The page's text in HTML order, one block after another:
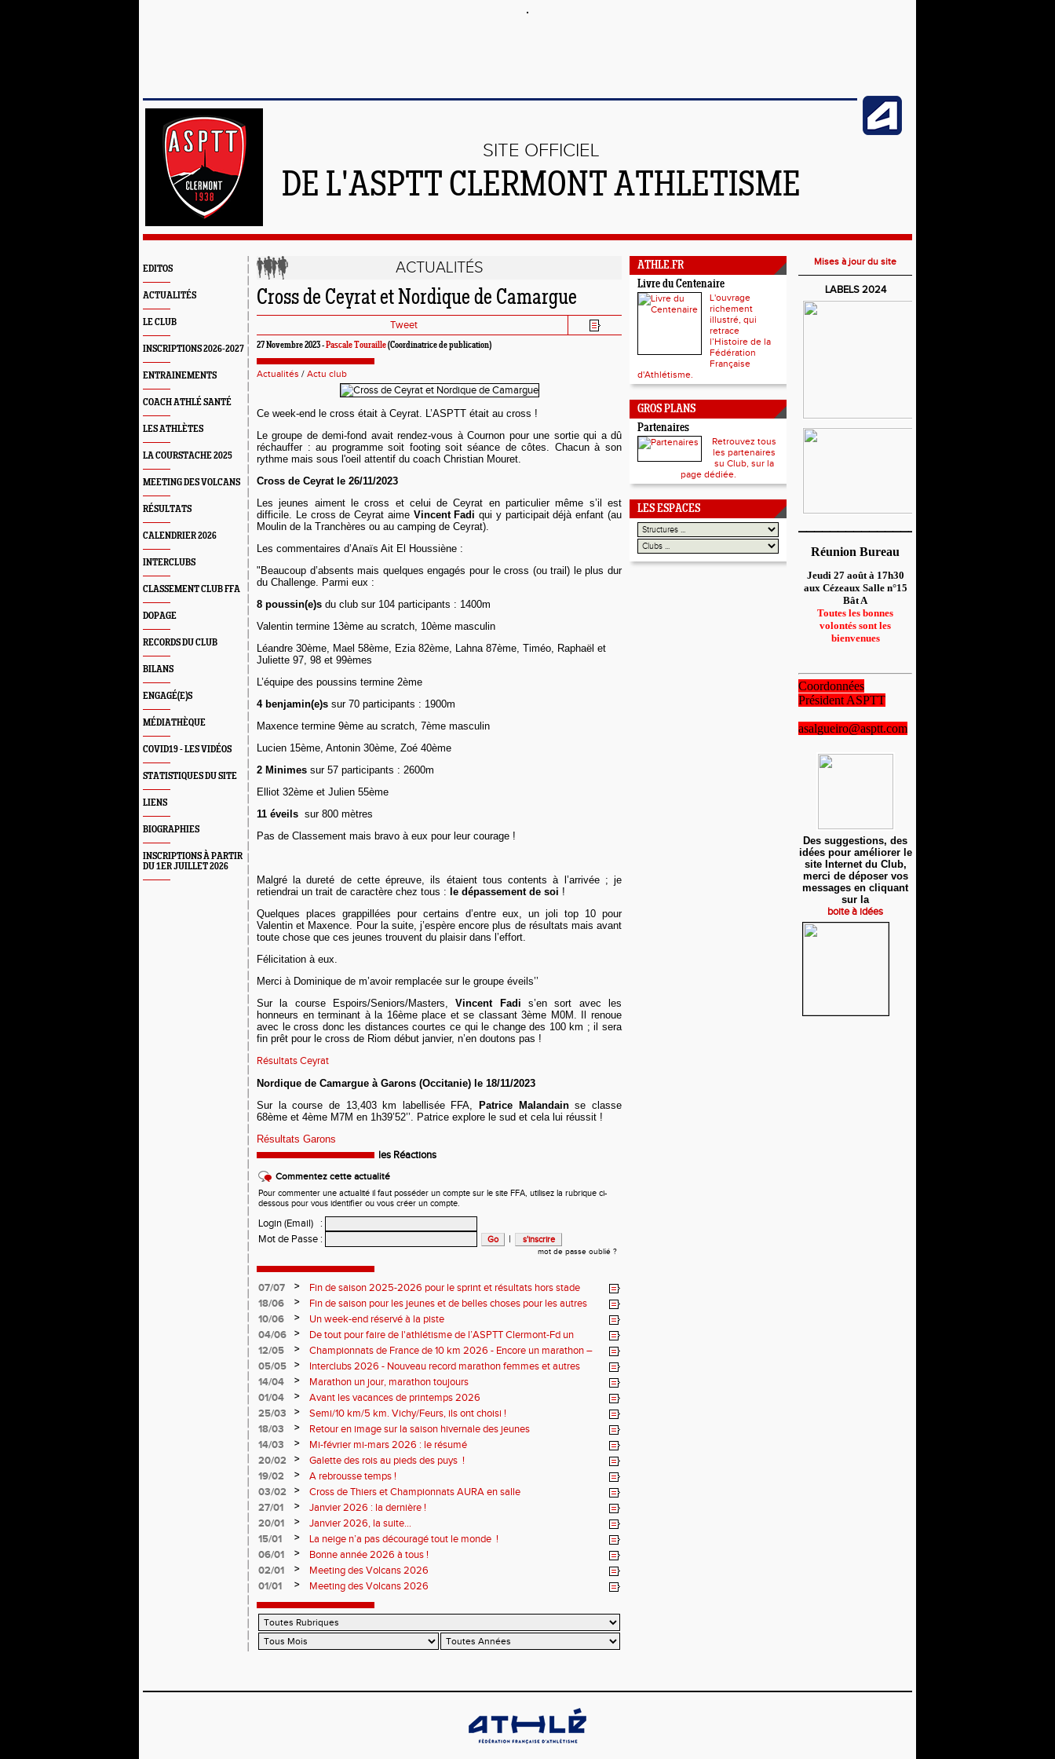
SITE OFFICIEL
DE L'ASPTT CLERMONT ATHLETISME
EDITOS
ACTUALITÉS
LE CLUB
INSCRIPTIONS 2026-2027
ENTRAINEMENTS
COACH ATHLÉ SANTÉ
LES ATHLÈTES
LA COURSTACHE 2025
MEETING DES VOLCANS
RÉSULTATS
CALENDRIER 2026
INTERCLUBS
CLASSEMENT CLUB FFA
DOPAGE
RECORDS DU CLUB
BILANS
ENGAGÉ(E)S
MÉDIATHÈQUE
COVID19 - LES VIDÉOS
STATISTIQUES DU SITE
LIENS
BIOGRAPHIES
INSCRIPTIONS À PARTIR
DU 1ER JUILLET 2026
ACTUALITÉS
Cross de Ceyrat et Nordique de Camargue
Tweet
27 Novembre 2023 -Pascale Touraille(Coordinatrice de publication)
Actualités / Actu club
Ce week-end le cross était à Ceyrat. L’ASPTT était au cross !
Le groupe de demi-fond avait rendez-vous à Cournon pour une sortie qui a dû
réchauffer : au programme soit footing soit séance de côtes. Chacun à son
rythme mais sous l'oeil attentif du coach Christian Mouret.
Cross de Ceyrat le 26/11/2023
Les jeunes aiment le cross et celui de Ceyrat en particulier même s’il est
difficile. Le cross de Ceyrat aime Vincent Fadi qui y participait déjà enfant (au
Moulin de la Tranchères ou au camping de Ceyrat).
Les commentaires d’Anaïs Ait El Houssiène :
" Beaucoup d’absents mais quelques engagés pour le cross (ou trail) le plus dur
du Challenge. Parmi eux :
8 poussin(e)s du club sur 104 participants : 1400m
Valentin termine 13ème au scratch, 10ème masculin
Léandre 30ème, Mael 58ème, Ezia 82ème, Lahna 87ème, Timéo, Raphaël et
Juliette 97, 98 et 99èmes
L’équipe des poussins termine 2ème
4 benjamin(e)s sur 70 participants : 1900m
Maxence termine 9ème au scratch, 7ème masculin
Lucien 15ème, Antonin 30ème, Zoé 40ème
2 Minimes sur 57 participants : 2600m
Elliot 32ème et Julien 55ème
11 éveils sur 800 mètres
Pas de Classement mais bravo à eux pour leur courage !
Malgré la dureté de cette épreuve, ils étaient tous contents à l’arrivée ; je
retiendrai un trait de caractère chez tous : le dépassement de soi !
Quelques places grappillées pour certains d’entre eux, un joli top 10 pour
Valentin et Maxence. Pour la suite, j’espère encore plus de résultats mais avant
toute chose que ces jeunes trouvent du plaisir dans l’effort.
Félicitation à eux.
Merci à Dominique de m’avoir remplacée sur le groupe éveils’’
Sur la course Espoirs/Seniors/Masters,Vincent Fadi s’en sort avec les
honneurs en terminant à la 16ème place et se classant 3ème M0M. Il renoue
avec le cross donc les distances courtes ce qui le change des 100 km ; il sera
fin prêt pour le cross de Riom début janvier, n’en doutons pas !
Résultats Ceyrat
Nordique de Camargue à Garons (Occitanie) le 18/11/2023
Sur la course de 13,403 km labellisée FFA,
Patrice Malandainse classe
68ème et 4ème M7M en 1h39’52’’. Patrice explore le sud et cela lui réussit !
Résultats Garons
les Réactions
Commentez cette actualité
Pour commenter une actualité il faut posséder un compte sur le site FFA, utilisez la rubrique ci-
dessous pour vous identifier ou vous créer un compte.
Login (Email)
:
Mot de Passe : |
mot de passe oublié ?
07/07 >
Fin de saison 2025-2026 pour le sprint et résultats hors stade
18/06
>
Fin de saison pour les jeunes et de belles choses pour les autres
10/06
>
Un week-end réservé à la piste
04/06
>
De tout pour faire de l'athlétisme de l’ASPTT Clermont-Fd un
monde souriant
12/05 >
Championnats de France de 10 km 2026 - Encore un marathon –
Soirées piste
05/05 >
Interclubs 2026 - Nouveau record marathon femmes et autres
résultats
14/04 >
Marathon un jour, marathon toujours
01/04
>
Avant les vacances de printemps 2026
25/03
>
Semi/10 km/5 km. Vichy/Feurs, ils ont choisi !
18/03
>
Retour en image sur la saison hivernale des jeunes
14/03
>
Mi-février mi-mars 2026 : le résumé
20/02
>
Galette des rois au pieds des puys !
19/02
>
A rebrousse temps !
03/02
>
Cross de Thiers et Championnats AURA en salle
27/01
>
Janvier 2026 : la dernière !
20/01
>
Janvier 2026, la suite...
15/01
>
La neige n’a pas découragé tout le monde !
06/01
>
Bonne année 2026 à tous !
02/01
>
Meeting des Volcans 2026
01/01
> Meeting des Volcans 2026
ATHLE.FR
Livre du Centenaire
L'ouvrage
richement
illustré, qui
retrace
l’Histoire de la
Fédération
Française
d'Athlétisme.
GROS PLANS
Partenaires
Retrouvez tous
les partenaires
su Club, sur la
page dédiée.
LES ESPACES
Mises à jour du site
LABELS 2024
Réunion Bureau
Jeudi 27 août à 17h30
aux Cézeaux Salle n°15
Bât A
Toutes les bonnes
volontés sont les
bienvenues
Coordonnées
Président ASPTT
asalgueiro@asptt.com
Des suggestions, des
idées pour améliorer le
site Internet du Club,
merci de déposer vos
messages en cliquant
sur la
boite à idées